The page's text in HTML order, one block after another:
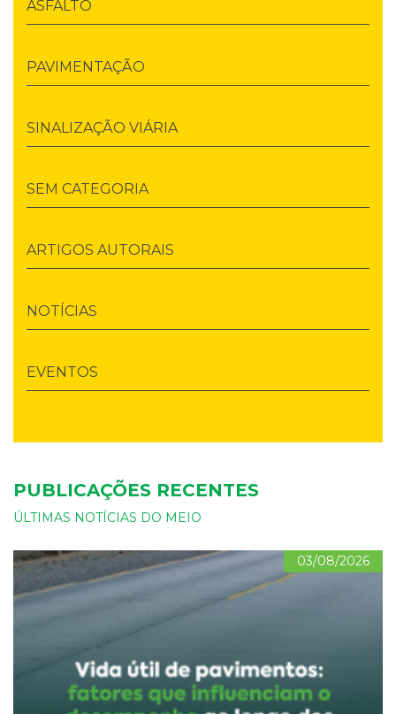
ASFALTO
PAVIMENTAÇÃO
SINALIZAÇÃO VIÁRIA
SEM CATEGORIA
ARTIGOS AUTORAIS
NOTÍCIAS
EVENTOS
PUBLICAÇÕES RECENTES
ÚLTIMAS NOTÍCIAS DO MEIO
03/08/2026